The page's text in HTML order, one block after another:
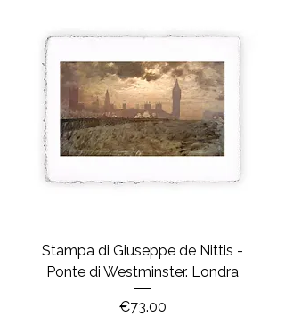
Stampa di Giuseppe de Nittis -
Ponte di Westminster. Londra
Price
€73.00